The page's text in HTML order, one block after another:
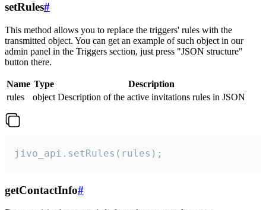
setRules#
This method allows you to replace the triggers' rules with the
transmitted object. You can get an example of such object in our
admin panel in the Triggers section, just press "JSON structure"
button there.
Name Type
Description
rules
object Description of the active invitations rules in JSON
jivo_api.setRules(rules);
getContactInfo#